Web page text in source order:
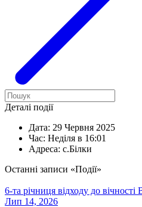
Деталі події
Дата: 29 Червня 2025
Час: Неділя в 16:01
Адреса: с.Білки
Останні записи «Події»
6-та річниця відходу до
Лип 14, 2026